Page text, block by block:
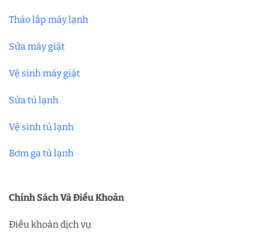
Tháo lắp máy lạnh
Sửa máy giặt
Vệ sinh máy giặt
Sửa tủ lạnh
Vệ sinh tủ lạnh
Bơm ga tủ lạnh
Chính Sách Và Điều Khoản
Điều khoản dịch vụ